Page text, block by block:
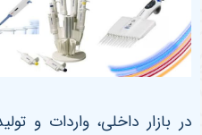
در بازار داخلی، واردات و